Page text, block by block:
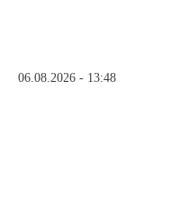
06.08.2026 - 13:48